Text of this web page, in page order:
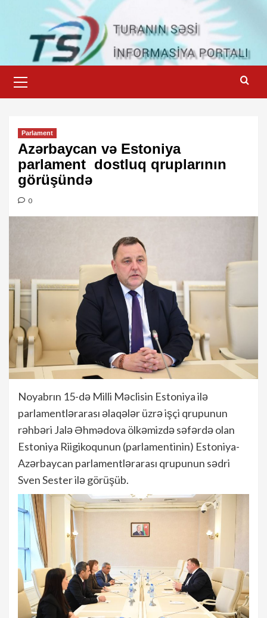
content
Menu
Parlament
Azərbaycan və Estoniya
parlament dostluq qruplarının
görüşündə
0
Noyabrın 15-də Milli Məclisin Estoniya ilə
parlamentlərarası əlaqələr üzrə işçi qrupunun
rəhbəri Jalə Əhmədova ölkəmizdə səfərdə olan
Estoniya Riigikoqunun (parlamentinin) Estoniya-
Azərbaycan parlamentlərarası qrupunun sədri
Sven Sester ilə görüşüb.